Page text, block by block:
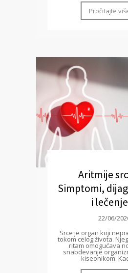
Pročitajte
Aritmije
Simptomi,
i lečenje
22/06/
Srce je organ koji
tokom celog života.
ritam omogućava
snabdevanje
kiseonikom.